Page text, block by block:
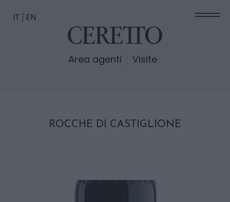
Area agenti Visite
IT EN
ROCCHE DI CASTIGLIONE